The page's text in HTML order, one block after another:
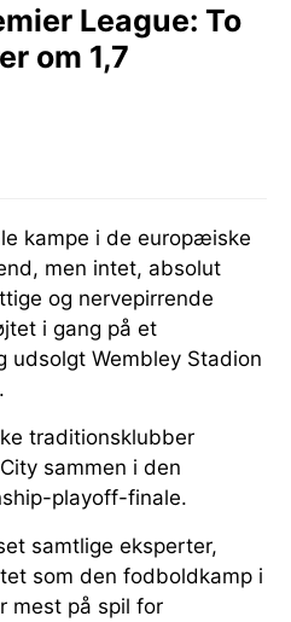
League: To
om 1,7
kampe i de europæiske
men intet, absolut
og nervepirrende
i gang på et
Wembley Stadion
traditionsklubber
sammen i den
playoff-finale.
samtlige eksperter,
som den fodboldkamp i
mest på spil for